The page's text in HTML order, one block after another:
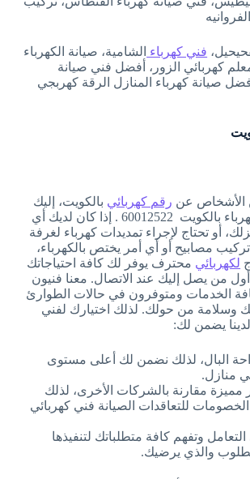
فني كهرباء الشامية، صيانة الكهرباء
كهربائي الزور، أفضل فني صيانة
صيانة كهرباء المنازل الرقة كهربجي
الأشخاص عن رقم كهربائي بالكويت، إليك
رقم أفضل فني كهرباء بالكويت 60012522 . إذا كان لديك أي
أو تحتاج لإجراء تمديدات كهرباء لغرفة
مصابيح أو أي أمر يختص بالكهرباء،
لكهربائي محترف يوفر لك كافة احتياجاتك
من يصل إليك عند الاتصال. معنا فنيون
الخدمات ومتوفرون في حالات الطوارئ
وسلامة من حولك. لذلك اختيارك لفني
يضمن لك:
البال، لذلك نضمن لك أعلى مستوى
منازل.
مميزة مقارنة بالشركات الأخرى، لذلك
للتعاقدات الصيانة فني كهربائي
وتفهم كافة متطلباتك لتنفيذها
والذي يرضيك.